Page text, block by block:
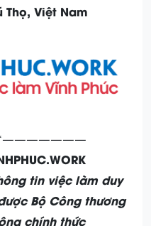
Thọ, Việt Nam
tin việc làm duy
Bộ Công thương
chính thức